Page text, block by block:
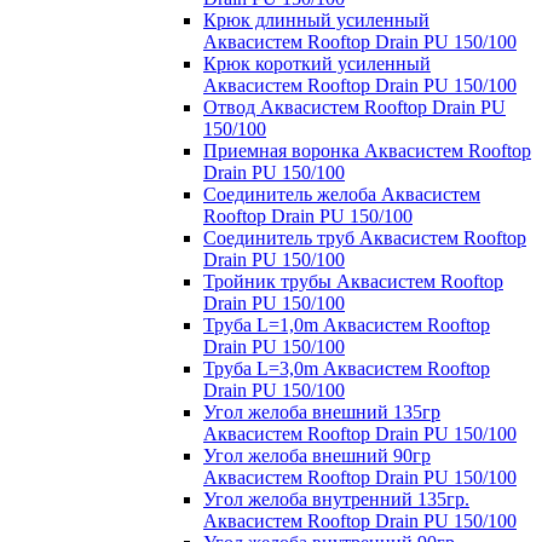
Крюк длинный усиленный
Аквасистем Rooftop Drain PU 150/100
Крюк короткий усиленный
Аквасистем Rooftop Drain PU 150/100
Отвод Аквасистем Rooftop Drain PU
150/100
Приемная воронка Аквасистем Rooftop
Drain PU 150/100
Соединитель желоба Аквасистем
Rooftop Drain PU 150/100
Соединитель труб Аквасистем Rooftop
Drain PU 150/100
Тройник трубы Аквасистем Rooftop
Drain PU 150/100
Труба L=1,0m Аквасистем Rooftop
Drain PU 150/100
Труба L=3,0m Аквасистем Rooftop
Drain PU 150/100
Угол желоба внешний 135гр
Аквасистем Rooftop Drain PU 150/100
Угол желоба внешний 90гр
Аквасистем Rooftop Drain PU 150/100
Угол желоба внутренний 135гр.
Аквасистем Rooftop Drain PU 150/100